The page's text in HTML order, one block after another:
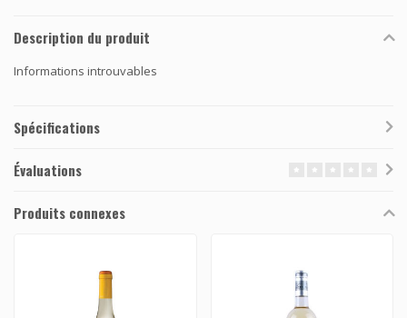
Description du produit
Informations introuvables
Spécifications
Évaluations
Produits connexes